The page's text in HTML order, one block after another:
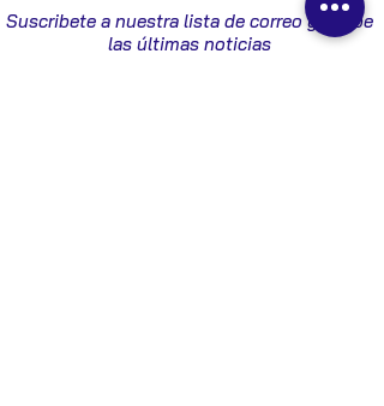
Suscribete a nuestra lista de correo y recibe
las últimas noticias